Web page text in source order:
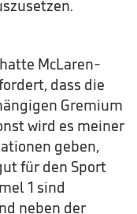
McLaren-
dass die
Gremium
wird es meiner
geben,
für den Sport
1 sind
neben der